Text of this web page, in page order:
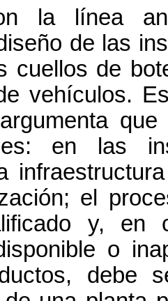
la línea
de las
cuellos de
vehículos.
en las
el
y, en
o
debe